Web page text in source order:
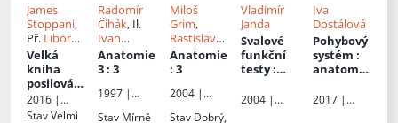
James
Stoppani,
Př. Libor
Soumar
Velká
kniha
posilování
:
tréninkov
2016 |
Grada
StavVelmi
Radomír
Čihák, Il.
Ivan
Helekal
Anatomie
3: 3
1997 |
Stav Mírně
Miloš
Grim,
Rastislav
Druga,
Radomír
Ivan
Anatomie
: 3
2004 |
Stav Dobrý,
Vladimír
Janda
Svalové
funkční
testy:
obsahuje
2004 |
Iva
Dostálová
Pohybový
systém :
anatomie
diagnosti
2017 |